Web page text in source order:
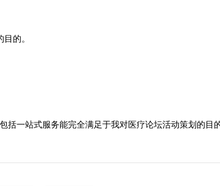
的。
一站式服务能完全满足于我对医疗论坛活动策划的目